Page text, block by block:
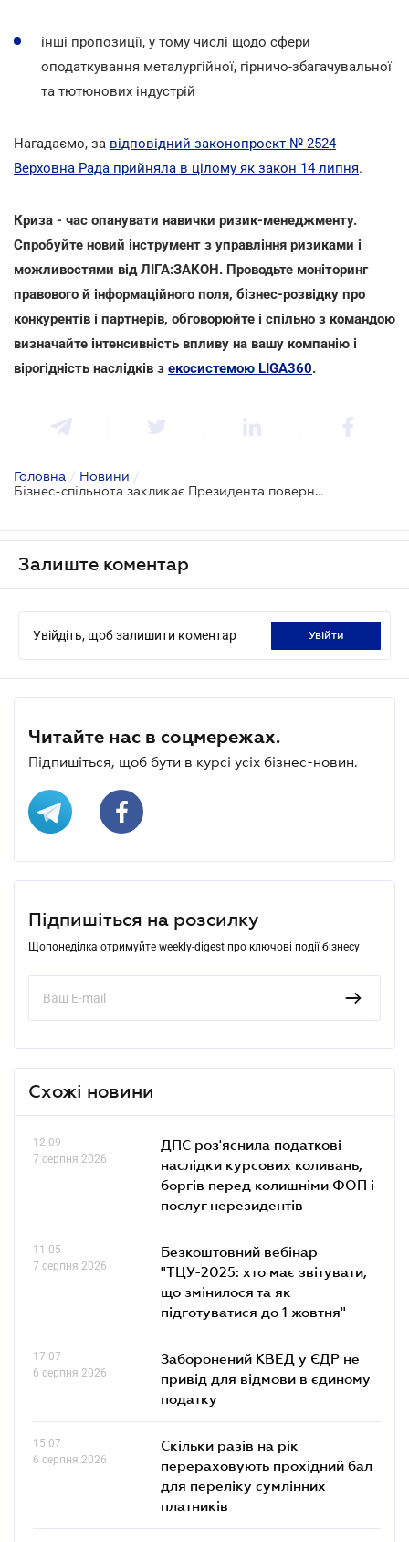
інші пропозиції, у тому числі щодо сфери
оподаткування металургійної, гірничо-збагачувальної
та тютюнових індустрій
Нагадаємо, за відповідний законопроект № 2524
Верховна Рада прийняла в цілому як закон 14 липня.
Криза - час опанувати навички ризик-менеджменту.
Спробуйте новий інструмент з управління ризиками і
можливостями від ЛІГА:ЗАКОН. Проводьте моніторинг
правового й інформаційного поля, бізнес-розвідку про
конкурентів і партнерів, обговорюйте і спільно з командою
визначайте інтенсивність впливу на вашу компанію і
вірогідність наслідків з екосистемою LIGA360.
Головна / Новини /
Бізнес-спільнота закликає Президента повернути на доопрацювання проект Закону № 2524
Залиште коментар
Увійдіть, щоб залишити коментар увійти
Читайте нас в соцмережах.
Підпишіться, щоб бути в курсі усіх бізнес-новин.
Підпишіться на розсилку
Щопонеділка отримуйте weekly-digest про ключові події бізнесу
Схожі новини
12.09
7 серпня 2026
ДПС роз'яснила податкові
наслідки курсових коливань,
боргів перед колишніми ФОП і
послуг нерезидентів
11.05
7 серпня 2026
Безкоштовний вебінар
"ТЦУ-2025: хто має звітувати,
що змінилося та як
підготуватися до 1 жовтня"
17.07
6 серпня 2026
Заборонений КВЕД у ЄДР не
привід для відмови в єдиному
податку
15.07
6 серпня 2026
Скільки разів на рік
перераховують прохідний бал
для переліку сумлінних
платників